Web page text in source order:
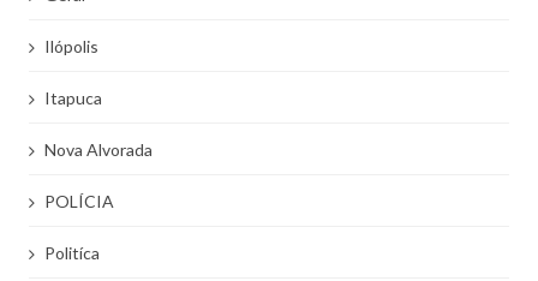
Ilópolis
Itapuca
Nova Alvorada
POLÍCIA
Politíca